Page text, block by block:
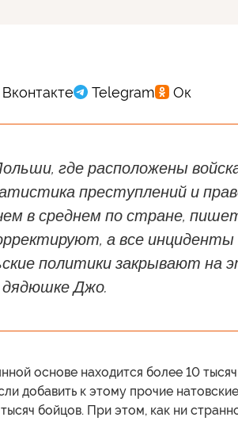
где расположены
преступлений и
в среднем по стране,
а все
политики закрывают на
Джо.
основе находится более 10
добавить к этому прочие
бойцов. При этом, как ни